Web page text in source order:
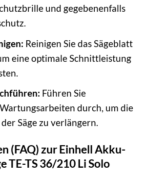
und gegebenenfalls
Reinigen Sie das Sägeblatt
eine optimale Schnittleistung
Führen Sie
durch, um die
Säge zu verlängern.
(FAQ) zur Einhell Akku-
TE-TS 36/210 Li Solo